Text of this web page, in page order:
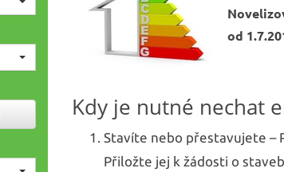
od
Kdy je nutné nechat
Stavíte nebo přestavujete –
Přiložte jej k žádosti o